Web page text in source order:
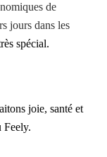
de
jours dans les
spécial.
joie, santé et
Feely.